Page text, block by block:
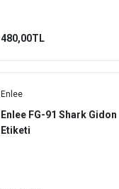
480,00TL
Enlee
Enlee FG-91 Shark Gidon
Etiketi